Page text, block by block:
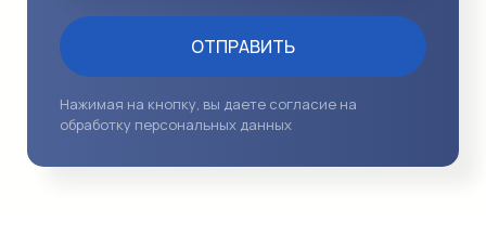
ОТПРАВИТЬ
Нажимая на кнопку, вы даете согласие на
обработку персональных данных